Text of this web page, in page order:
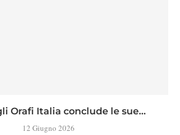
Orafi Italia conclude le sue...
12 Giugno 2026